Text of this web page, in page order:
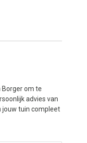
Borger om te
advies van
jouw tuin compleet